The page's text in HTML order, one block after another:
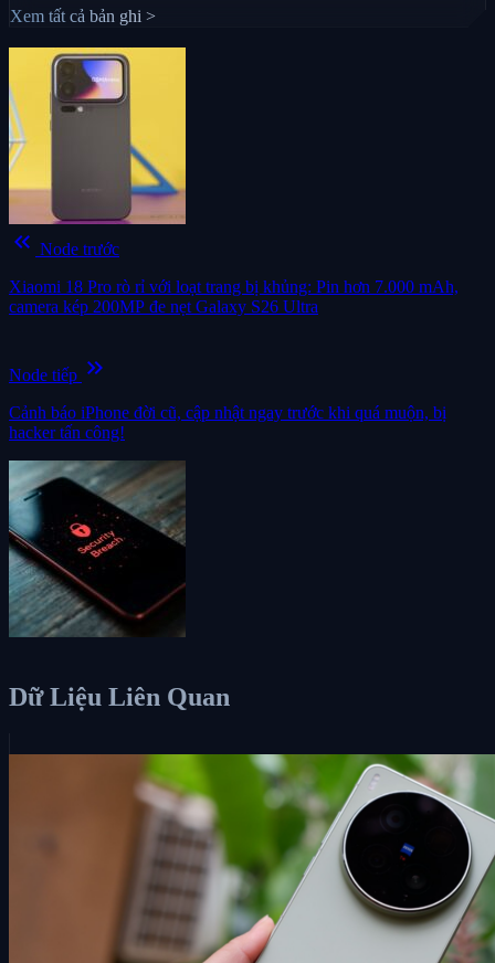
Xem tất cả bản ghi >
keyboard_double_arrow_left Node trước
Xiaomi 18 Pro rò rỉ với loạt trang bị khủng: Pin hơn 7.000 mAh,
camera kép 200MP đe nẹt Galaxy S26 Ultra
Node tiếp keyboard_double_arrow_right
Cảnh báo iPhone đời cũ, cập nhật ngay trước khi quá muộn, bị
hacker tấn công!
Dữ Liệu Liên Quan